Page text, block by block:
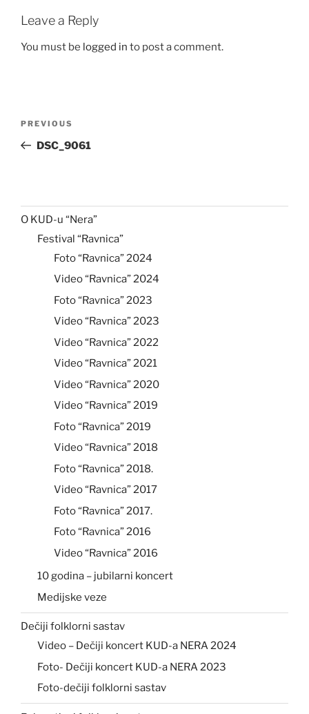
Leave a Reply
You must be logged in to post a comment.
Previous
Post
PREVIOUS
DSC_9061
O KUD-u “Nera”
Festival “Ravnica”
Foto “Ravnica” 2024
Video “Ravnica” 2024
Foto “Ravnica” 2023
Video “Ravnica” 2023
Video “Ravnica” 2022
Video “Ravnica” 2021
Video “Ravnica” 2020
Video “Ravnica” 2019
Foto “Ravnica” 2019
Video “Ravnica” 2018
Foto “Ravnica” 2018.
Video “Ravnica” 2017
Foto “Ravnica” 2017.
Foto “Ravnica” 2016
Video “Ravnica” 2016
10 godina – jubilarni koncert
Medijske veze
Dečiji folklorni sastav
Video – Dečiji koncert KUD-a NERA 2024
Foto- Dečiji koncert KUD-a NERA 2023
Foto-dečiji folklorni sastav